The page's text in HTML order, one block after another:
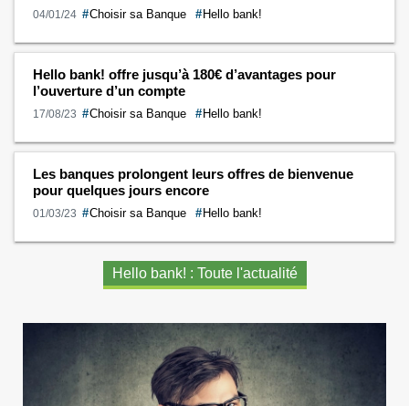
04/01/24 #Choisir sa Banque # Hello bank!
Hello bank! offre jusqu’à 180€ d’avantages pour
l’ouverture d’un compte
17/08/23 #Choisir sa Banque # Hello bank!
Les banques prolongent leurs offres de bienvenue
pour quelques jours encore
01/03/23 #Choisir sa Banque # Hello bank!
Hello bank! : Toute l'actualité